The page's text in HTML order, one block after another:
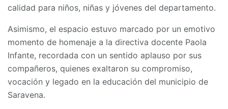
calidad para niños, niñas y jóvenes del departamento.
Asimismo, el espacio estuvo marcado por un emotivo
momento de homenaje a la directiva docente Paola
Infante, recordada con un sentido aplauso por sus
compañeros, quienes exaltaron su compromiso,
vocación y legado en la educación del municipio de
Saravena.